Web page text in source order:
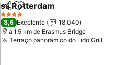
PartilharAdicionar aos favoritos
ss Rotterdam
4 Estrelas
8,6 Excelente
18.040
a 1.5 km de Erasmus Bridge
Terraço panorâmico do Lido Grill